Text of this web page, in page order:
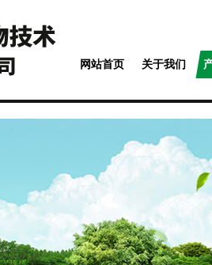
网站首页 关于我们